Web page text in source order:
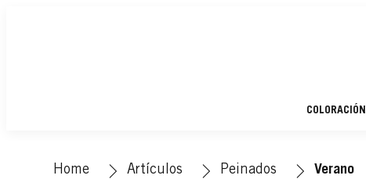
COLORACIÓN
Home Artículos Peinados Verano